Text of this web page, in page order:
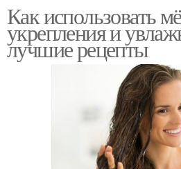
Как использовать
укрепления и
лучшие рецепты